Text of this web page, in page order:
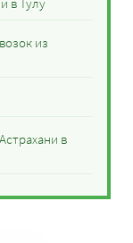
из
в